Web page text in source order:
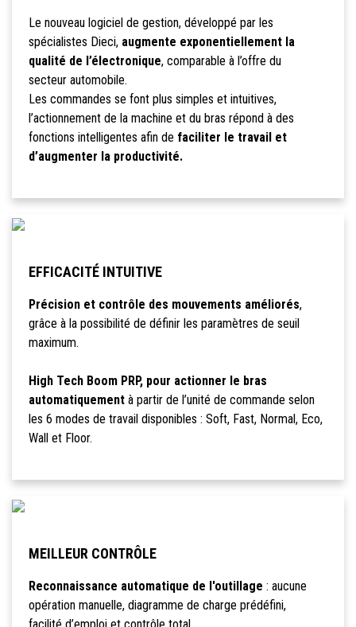
Le nouveau logiciel de gestion, développé par les
spécialistes Dieci, augmente exponentiellement la
qualité de l’électronique, comparable à l’offre du
secteur automobile.
Les commandes se font plus simples et intuitives,
l’actionnement de la machine et du bras répond à des
fonctions intelligentes afin de faciliter le travail et
d’augmenter la productivité.
EFFICACITÉ INTUITIVE
Précision et contrôle des mouvements améliorés,
grâce à la possibilité de définir les paramètres de seuil
maximum.
High Tech Boom PRP, pour actionner le bras
automatiquementà partir de l’unité de commande selon
les 6 modes de travail disponibles : Soft, Fast, Normal, Eco,
Wall et Floor.
MEILLEUR CONTRÔLE
Reconnaissance automatique de l'outillage : aucune
opération manuelle, diagramme de charge prédéfini,